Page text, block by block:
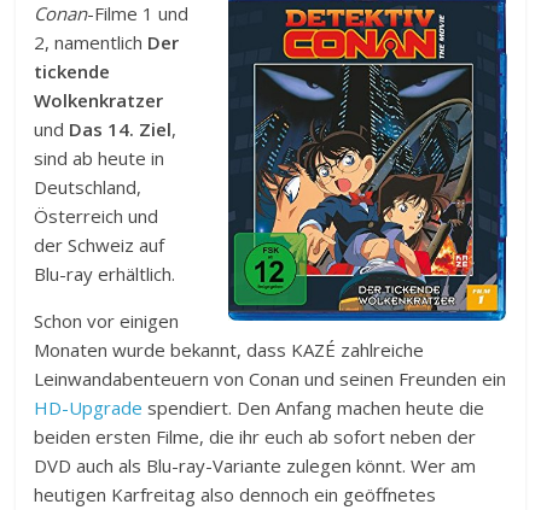
Conan-Filme 1 und
2, namentlich Der
tickende
Wolkenkratzer
und Das 14. Ziel,
sind ab heute in
Deutschland,
Österreich und
der Schweiz auf
Blu-ray erhältlich.
Schon vor einigen
Monaten wurde bekannt, dass KAZÉ zahlreiche
Leinwandabenteuern von Conan und seinen Freunden ein
HD-Upgrade spendiert. Den Anfang machen heute die
beiden ersten Filme, die ihr euch ab sofort neben der
DVD auch als Blu-ray-Variante zulegen könnt. Wer am
heutigen Karfreitag also dennoch ein geöffnetes